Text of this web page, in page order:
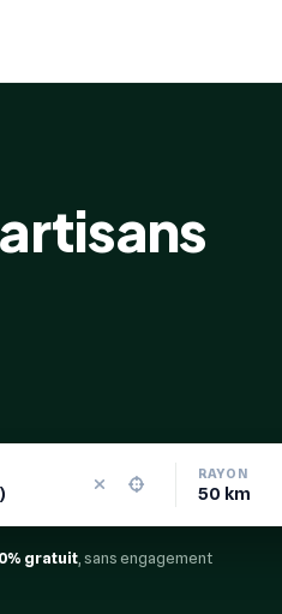
RAYON
gratuit , sans engagement